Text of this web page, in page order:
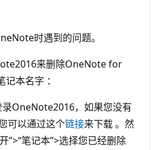
时遇到的问题。
来删除OneNote for
本名字 ：
OneNote2016，如果您没有
可以通过这个链接来下载 。然
”>“笔记本”>选择您已经删除